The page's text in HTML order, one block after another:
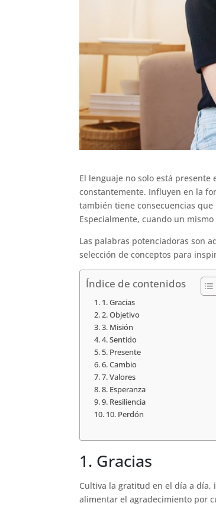
El lenguaje no solo está presente
constantemente. Influyen en la
también tiene consecuencias
Especialmente, cuando un
Las palabras potenciadoras son
selección de conceptos para
Índice de contenidos
1. Gracias
2. Objetivo
3. Misión
4. Sentido
5. Presente
6. Cambio
7. Valores
8. Esperanza
9. Resiliencia
10. Perdón
1. Gracias
Cultiva la gratitud en el día a día,
alimentar el agradecimiento por